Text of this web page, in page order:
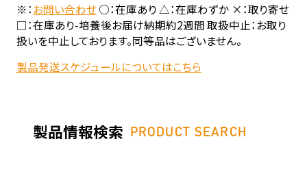
※：お問い合わせ○：在庫あり △：在庫わずか ×：取り寄せ
□：在庫あり-培養後お届け納期約2週間 取扱中止：お取り
扱いを中止しております。同等品はございません。
製品発送スケジュールについてはこちら
製品情報検索 PRODUCT SEARCH